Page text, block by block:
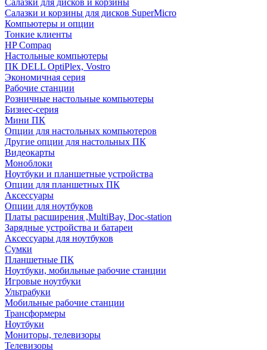
Салазки для дисков и корзины
Салазки и корзины для дисков SuperMicro
Компьютеры и опции
Тонкие клиенты
HP Compaq
Настольные компьютеры
ПК DELL OptiPlex, Vostro
Экономичная серия
Рабочие станции
Розничные настольные компьютеры
Бизнес-серия
Мини ПК
Опции для настольных компьютеров
Другие опции для настольных ПК
Видеокарты
Моноблоки
Ноутбуки и планшетные устройства
Опции для планшетных ПК
Аксессуары
Опции для ноутбуков
Платы расширения ,MultiBay, Doc-station
Зарядные устройства и батареи
Аксессуары для ноутбуков
Сумки
Планшетные ПК
Ноутбуки, мобильные рабочие станции
Игровые ноутбуки
Ультрабуки
Мобильные рабочие станции
Трансформеры
Ноутбуки
Мониторы, телевизоры
Телевизоры